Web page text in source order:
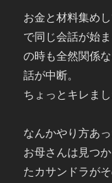
お金と材料集め
で同じ会話が始
の時も全然関係
話が中断。
ちょっとキレま
なんかやり方あ
お母さんは見つ
たカサンドラが